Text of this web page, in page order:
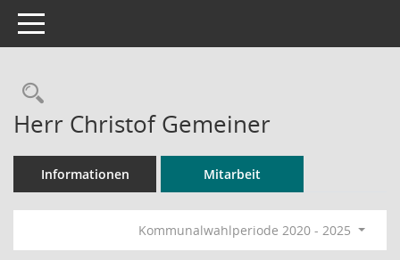
Toggle navigation
Rechercheauswahl
Herr Christof Gemeiner
Informationen Mitarbeit
Kommunalwahlperiode 2020 - 2025